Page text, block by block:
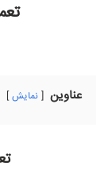
عناوین نمایش